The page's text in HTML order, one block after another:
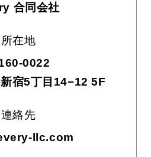
合同会社
所在地
0022
宿5丁目14−12 5F
連絡先
llc.com